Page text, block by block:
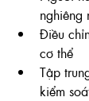
nghiêng
Điều
cơ thể
Tập
kiểm